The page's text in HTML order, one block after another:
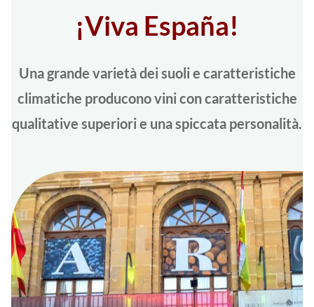
¡Viva España!
Una grande varietà dei suoli e caratteristiche
climatiche producono vini con caratteristiche
qualitative superiori e una spiccata personalità.